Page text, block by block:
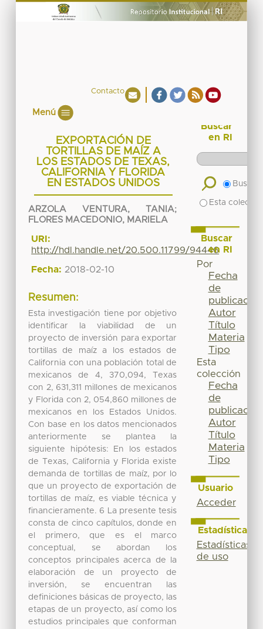
Contacto
Menú
EXPORTACIÓN DE
TORTILLAS DE MAÍZ A
LOS ESTADOS DE TEXAS,
CALIFORNIA Y FLORIDA
EN ESTADOS UNIDOS
ARZOLA VENTURA, TANIA;
FLORES MACEDONIO, MARIELA
URI:
http://hdl.handle.net/20.500.11799/94446
Fecha: 2018-02-10
Resumen:
Esta investigación tiene por objetivo
identificar la viabilidad de un
proyecto de inversión para exportar
tortillas de maíz a los estados de
California con una población total de
mexicanos de 4, 370,094, Texas
con 2, 631,311 millones de mexicanos
y Florida con 2, 054,860 millones de
mexicanos en los Estados Unidos.
Con base en los datos mencionados
anteriormente se plantea la
siguiente hipótesis: En los estados
de Texas, California y Florida existe
demanda de tortillas de maíz, por lo
que un proyecto de exportación de
tortillas de maíz, es viable técnica y
financieramente. 6 La presente tesis
consta de cinco capítulos, donde en
el primero, que es el marco
conceptual, se abordan los
conceptos principales acerca de la
elaboración de un proyecto de
inversión, se encuentran las
definiciones básicas de proyecto, las
etapas de un proyecto, así como los
estudios principales que conforman
Buscar
en RI
Buscar
Esta
Buscar
en RI
Por
Fecha
de
publicación
Autor
Título
Materia
Tipo
Esta
colección
Fecha
de
publicación
Autor
Título
Materia
Tipo
Usuario
Acceder
Estadísticas
Estadísticas
de uso